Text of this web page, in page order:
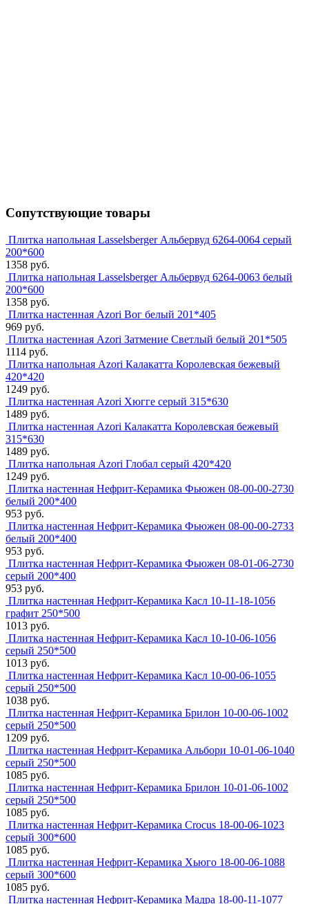
Сопутствующие товары
Плитка напольная Lasselsberger Альбервуд 6264-0064 серый
200*600
1358 руб.
Плитка напольная Lasselsberger Альбервуд 6264-0063 белый
200*600
1358 руб.
Плитка настенная Azori Вог белый 201*405
969 руб.
Плитка настенная Azori Затмение Светлый белый 201*505
1114 руб.
Плитка напольная Azori Калакатта Королевская бежевый
420*420
1249 руб.
Плитка настенная Azori Хюгге серый 315*630
1489 руб.
Плитка настенная Azori Калакатта Королевская бежевый
315*630
1489 руб.
Плитка напольная Azori Глобал серый 420*420
1249 руб.
Плитка настенная Нефрит-Керамика Фьюжен 08-00-00-2730
белый 200*400
953 руб.
Плитка настенная Нефрит-Керамика Фьюжен 08-00-00-2733
белый 200*400
953 руб.
Плитка настенная Нефрит-Керамика Фьюжен 08-01-06-2730
серый 200*400
953 руб.
Плитка настенная Нефрит-Керамика Касл 10-11-18-1056
графит 250*500
1013 руб.
Плитка настенная Нефрит-Керамика Касл 10-10-06-1056
серый 250*500
1013 руб.
Плитка настенная Нефрит-Керамика Касл 10-00-06-1055
серый 250*500
1038 руб.
Плитка настенная Нефрит-Керамика Брилон 10-00-06-1002
серый 250*500
1209 руб.
Плитка настенная Нефрит-Керамика Альбори 10-01-06-1040
серый 250*500
1085 руб.
Плитка настенная Нефрит-Керамика Брилон 10-01-06-1002
серый 250*500
1085 руб.
Плитка настенная Нефрит-Керамика Crocus 18-00-06-1023
серый 300*600
1085 руб.
Плитка настенная Нефрит-Керамика Хьюго 18-00-06-1088
серый 300*600
1085 руб.
Плитка настенная Нефрит-Керамика Мадра 18-00-11-1077